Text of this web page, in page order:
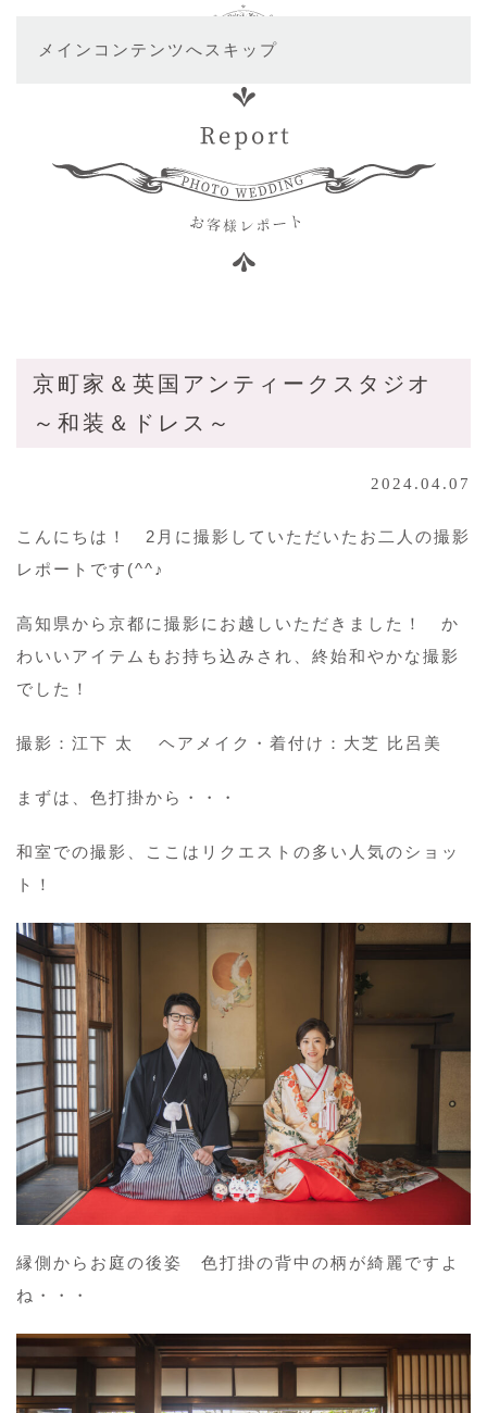
メインコンテンツへスキップ
京町家＆英国アンティークスタジオ
～和装＆ドレス～
2024.04.07
こんにちは！ 2月に撮影していただいたお二人の撮影
レポートです(^^♪
高知県から京都に撮影にお越しいただきました！ か
わいいアイテムもお持ち込みされ、終始和やかな撮影
でした！
撮影：江下 太 ヘアメイク・着付け：大芝 比呂美
まずは、色打掛から・・・
和室での撮影、ここはリクエストの多い人気のショッ
ト！
縁側からお庭の後姿 色打掛の背中の柄が綺麗ですよ
ね・・・